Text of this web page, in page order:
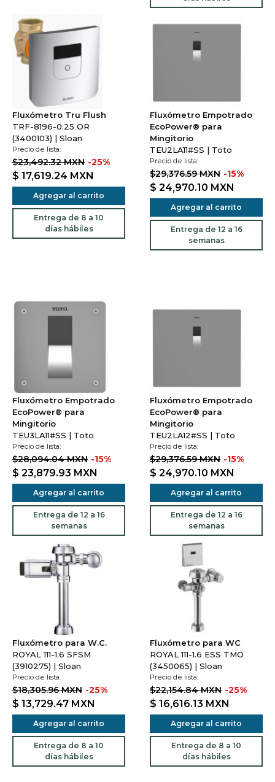
Fluxómetro Tru Flush
TRF-8196-0.25 OR
(3400103) | Sloan
Precio de lista:
$23,492.32 MXN -25%
$ 17,619.24 MXN
Agregar al carrito
Entrega de 8 a 10
días hábiles
Fluxómetro Empotrado
EcoPower® para
Mingitorio
TEU2LA11#SS | Toto
Precio de lista:
$29,376.59 MXN -15%
$ 24,970.10 MXN
Agregar al carrito
Entrega de 12 a 16
semanas
Fluxómetro Empotrado
EcoPower® para
Mingitorio
TEU3LA11#SS | Toto
Precio de lista:
$28,094.04 MXN -15%
$ 23,879.93 MXN
Agregar al carrito
Entrega de 12 a 16
semanas
Fluxómetro Empotrado
EcoPower® para
Mingitorio
TEU2LA12#SS | Toto
Precio de lista:
$29,376.59 MXN -15%
$ 24,970.10 MXN
Agregar al carrito
Entrega de 12 a 16
semanas
Fluxómetro para W.C.
ROYAL 111-1.6 SFSM
(3910275) | Sloan
Precio de lista:
$18,305.96 MXN -25%
$ 13,729.47 MXN
Agregar al carrito
Entrega de 8 a 10
días hábiles
Fluxómetro para WC
ROYAL 111-1.6 ESS TMO
(3450065) | Sloan
Precio de lista:
$22,154.84 MXN -25%
$ 16,616.13 MXN
Agregar al carrito
Entrega de 8 a 10
días hábiles